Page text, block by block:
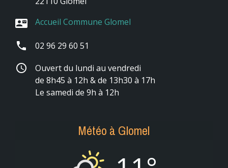
contact_mail Accueil Commune Glomel
phone 02 96 29 60 51
schedule
Ouvert du lundi au vendredi
de 8h45 à 12h & de 13h30 à 17h
Le samedi de 9h à 12h
Météo à Glomel